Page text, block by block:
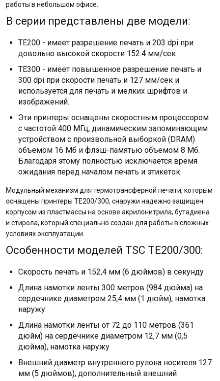
работы в небольшом офисе.
В серии представлены две модели:
TE200 - имеет разрешение печать и 203 dpi при
довольно высокой скорости 152.4 мм/сек
TE300 - имеет повышенное разрешение печать и
300 dpi при скорости печать и 127 мм/сек и
используется для печать и мелких шрифтов и
изображений.
Эти принтеры оснащены скоростным процессором
с частотой 400 МГц, динамическим запоминающим
устройством с произвольной выборкой (DRAM)
объемом 16 Мб и флэш-памятью объемом 8 Мб.
Благодаря этому полностью исключается время
ожидания перед началом печать и этикеток.
Модульный механизм для термотрансферной печати, которым
оснащены принтеры TE200/300, снаружи надежно защищен
корпусом из пластмассы на основе акрилонитрила, бутадиена
и стирола, который специально создан для работы в сложных
условиях эксплуатации.
Особенности моделей TSC TE200/300:
Скорость печать и 152,4 мм (6 дюймов) в секунду
Длина намотки ленты 300 метров (984 дюйма) на
сердечнике диаметром 25,4 мм (1 дюйм), намотка
наружу
Длина намотки ленты от 72 до 110 метров (361
дюйм) на сердечнике диаметром 12,7 мм (0,5
дюйма), намотка наружу
Внешний диаметр внутреннего рулона носителя 127
мм (5 дюймов), дополнительный внешний